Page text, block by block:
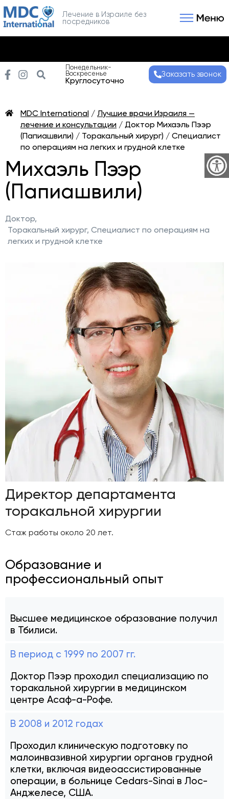
Лечение в Израиле без
посредников
Понедельник-
Воскресенье
Круглосуточно
Заказать звонок
MDC International / Лучшие врачи Израиля —
лечение и консультации / Доктор Михаэль Пээр
(Папиашвили) / Торакальный хирург) / Специалист
по операциям на легких и грудной клетке
Михаэль Пээр
(Папиашвили)
Доктор,
Торакальный хирург, Специалист по операциям на
легких и грудной клетке
Директор департамента
торакальной хирургии
Стаж работы около 20 лет.
Образование и
профессиональный опыт
Высшее медицинское образование получил
в Тбилиси.
В период с 1999 по 2007 гг.
Доктор Пээр проходил специализацию по
торакальной хирургии в медицинском
центре Асаф-а-Рофе.
В 2008 и 2012 годах
Проходил клиническую подготовку по
малоинвазивной хирургии органов грудной
клетки, включая видеоассистированные
операции, в больнице Cedars-Sinai в Лос-
Анджелесе, США.